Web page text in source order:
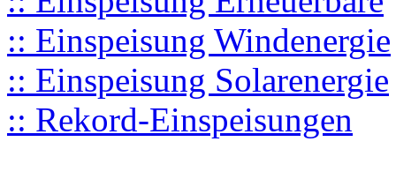
:: Einspeisung Windenergie
:: Einspeisung Solarenergie
:: Rekord-Einspeisungen